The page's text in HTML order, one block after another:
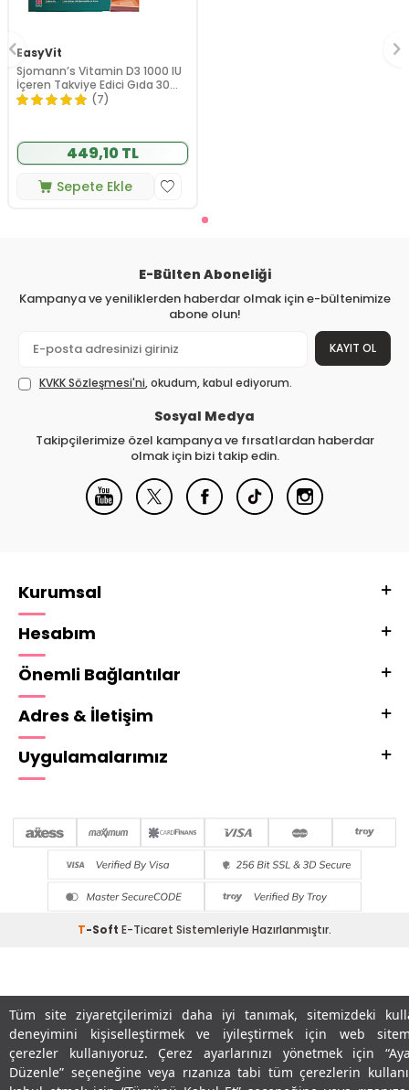
Tüm site ziyaretçilerimizi daha iyi tanımak, sitemizdeki
deneyimini kişiselleştirmek ve iyileştirmek için web
çerezler kullanıyoruz. Çerez ayarlarınızı yönetmek için
Düzenle” seçeneğine veya rızanıza tabi tüm çerezlerin
EasyVit
Sjomann’s Vitamin D3 1000 IU
İçeren Takviye Edici Gıda 30
Adet Çiğnenebilir Jel Form
(7)
449,10 TL
Sepete Ekle
E-Bülten Aboneliği
Kampanya ve yeniliklerden haberdar olmak için e-bültenimize
abone olun!
KAYIT OL
KVKK Sözleşmesi'ni, okudum, kabul ediyorum.
Sosyal Medya
Takipçilerimize özel kampanya ve fırsatlardan haberdar
olmak için bizi takip edin.
Kurumsal
Hesabım
Önemli Bağlantılar
Adres & İletişim
Uygulamalarımız
T-Soft E-Ticaret Sistemleriyle Hazırlanmıştır.